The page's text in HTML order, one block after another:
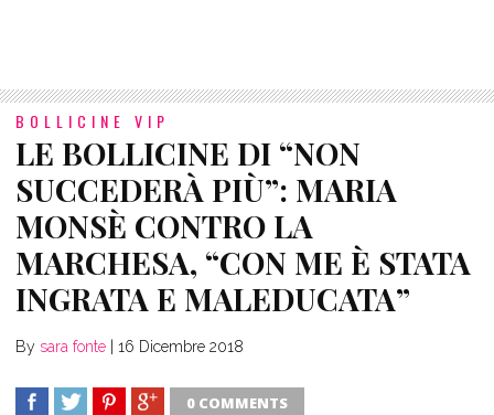
BOLLICINE VIP
LE BOLLICINE DI “NON
SUCCEDERÀ PIÙ”: MARIA
MONSÈ CONTRO LA
MARCHESA, “CON ME È STATA
INGRATA E MALEDUCATA”
By sara fonte 16 Dicembre 2018
0 COMMENTS